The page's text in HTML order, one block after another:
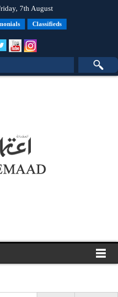
7th August
Classifieds